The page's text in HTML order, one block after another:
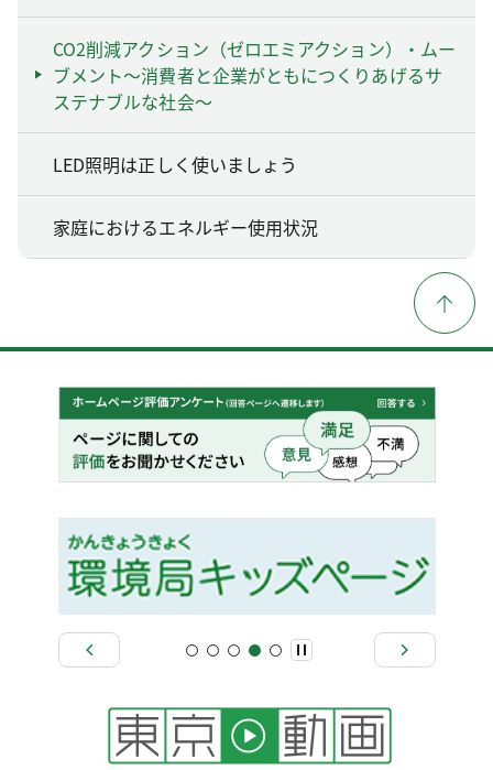
CO2削減アクション（ゼロエミアクション）・ムー
ブメント～消費者と企業がともにつくりあげるサ
ステナブルな社会～
LED照明は正しく使いましょう
家庭におけるエネルギー使用状況